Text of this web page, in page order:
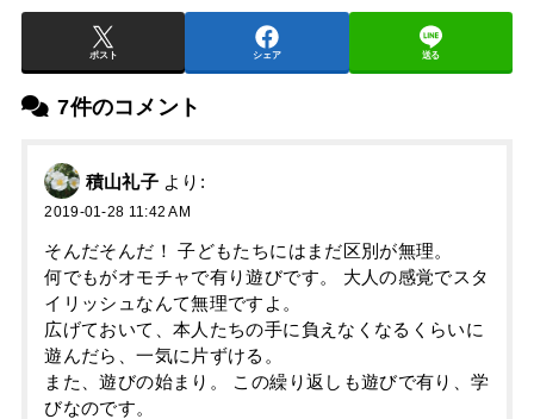
ポスト シェア 送る
7件のコメント
積山礼子 より:
2019-01-28 11:42 AM
そんだそんだ！ 子どもたちにはまだ区別が無理。
何でもがオモチャで有り遊びです。 大人の感覚でスタ
イリッシュなんて無理ですよ。
広げておいて、本人たちの手に負えなくなるくらいに
遊んだら、一気に片ずける。
また、遊びの始まり。 この繰り返しも遊びで有り、学
びなのです。